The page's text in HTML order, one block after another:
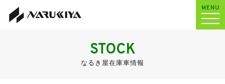
MENU
STOCK
なるき屋在庫車情報